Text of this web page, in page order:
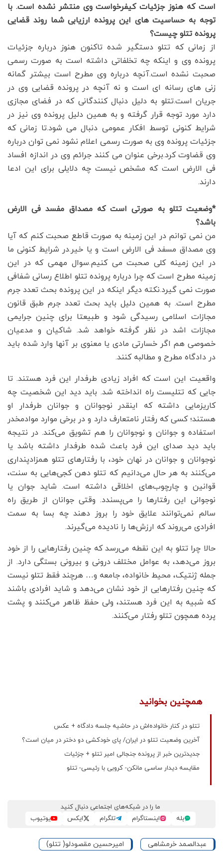
است که هنوز جزئیات کیفرخواست وی منتشر نشده است. با
توجه به حساسیت های این پرونده ارزیابی شما روند قضایی
پرونده تتلو چیست؟
از زمانی که تتلو دستگیر شده تاکنون هنوز درباره جزئیات
پرونده وی و اینکه چه تخلفاتی داشته است به صورت رسمی
صحبت نشده است.آنچه درباره وی مطرح است بیشتر گمانه
زنی های رسانه ای است و نه آنچه در پرونده قضایی وی در
جریان است.تتلو به دلیل دنبال کنندگانی که در فضای مجازی
دارد مورد توجه قرار گرفته و به همین دلیل پرونده وی نیز در
شرایط کنونی توسط افکار عمومی دنبال می شود.تا زمانی که
جزئیات پرونده وی به صورت رسمی اعلام نشود نمی توان درباره
وی قضاوت کرد.برخی عنوان می کنند جرائم وی در اندازه افساد
فی الارض است که مشخص نیست چه دلایلی برای این ادعا
دارند.
*وضعیت تتلو به صورتی است که مصداق مفسد فی الارض
باشد؟
من نمی توانم در این زمینه به صورت قاطع صحبت کنم که آیا
وی مصداق مسفد فی الارض است و یا خیر.در شرایط کنونی ما
در این زمینه کلی صحبت می کنیم.سوال مهمی که در این
زمینه مطرح است که چرا درباره پرونده تتلو اطلاع رسانی شفافی
صورت نمی گیرد.نکته دیگر اینکه در این پرونده بحث تعدد جرم
مطرح است. به همین دلیل باید بحث تعدد جرم طبق قانون
مجازات اسلامی رسیدگی شود و طبیعتا برای چنین جرایمی
مجازات اشد در نظر گرفته خواهد شد. شاکیان و مدعیان
خصوصی هم اگر خسارتی مادی یا معنوی بر آنها وارد شده باید
در دادگاه مطرح و مطالبه کنند.
واقعیت این است که افراد زیادی طرفدار این فرد هستند. تا
جایی که تتلیست راه انداخته شد. باید دید این شخصیت چه
کاریزمایی داشته که اینقدر نوجوانان و جوانان طرفدار او
هستند؛ کسی که رفتار نامتعارف دارد و در برخی موارد موادمخدر
استفاده و جوانان و نوجوانان را هم تشویق می‌کند. در نتیجه
باید دید صدای این فرد باعث شده طرفدار داشته باشد یا
نوجوانان و جوانان در نهان خود، با رفتارهای تتلو همزادپنداری
می‌کنند به هر حال می‌دانیم که تتلو دهن کجی‌هایی به سنت،
قوانین و چارچوب‌های اخلاقی داشته است. شاید جوان یا
نوجوانی این رفتارها را می‌پسندد. وقتی جوانان از طریق راه
سالم نمی‌توانند علایق خود را بروز دهند چه بسا به سمت
افرادی می‌روند که ارزش‌ها را نادیده می‌گیرند.
حالا چرا تتلو به این نقطه می‌رسد که چنین رفتارهایی را از خود
بروز می‌دهد، به عوامل مختلف درونی و بیرونی بستگی دارد. از
جمله ژنتیک، محیط خانواده، جامعه و… هرچند فقط تتلو نیست
که چنین رفتارهایی از خود نشان می‌دهد و شاید افرادی باشند
که شبیه به این فرد هستند، ولی حفظ ظاهر می‌کنند و پشت
پرده همچون تتلو رفتار می‌کنند.
همچنین بخوانید
تتلو در کنار خانواده‌اش در حاشیه جلسه دادگاه + عکس
آخرین وضعیت تتلو در ایران/ پای خودکشی دو دختر در میان است؟
جدیدترین خبر از پرونده جنجالی امیر تتلو + جزئیات
مقایسه دیدار ساسی مانکن- کروبی با رئیسی- تتلو
ما را در شبکه‌های اجتماعی دنبال کنید
بله
اینستاگرام تلگرام ایکس یوتیوب
عبدالصمد خرمشاهی امیرحسین مقصودلو( تتلو)